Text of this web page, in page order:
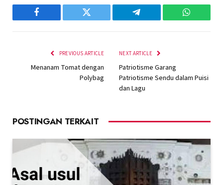
Facebook Twitter Telegram
PREVIOUS ARTICLE
Menanam Tomat dengan
Polybag
NEXT ARTICLE
Patriotisme Garang
Patriotisme Sendu dalam Puisi
dan Lagu
POSTINGAN TERKAIT